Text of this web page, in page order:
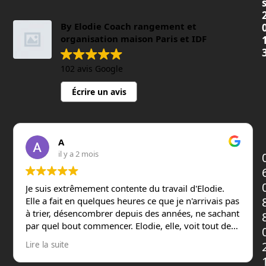
By Elodie Coach rangement et
organisation maison Paris et IDF
102 avis Google
Écrire un avis
A
il y a 2 mois
Je suis extrêmement contente du travail d'Elodie.
Elle a fait en quelques heures ce que je n'arrivais pas
à trier, désencombrer depuis des années, ne sachant
par quel bout commencer. Elodie, elle, voit tout de
suite comment et où ranger. Elle fait tout cela avec
une vitesse déconcertante, elle se souvient des
objets ou des boîtes qu'elle a vu une ou deux heures
Lire la suite